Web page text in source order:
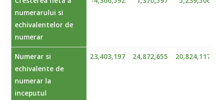
numerarului si
echivalentelor de
numerar
Numerar si
echivalente de
numerar la
inceputul
23,403,197 24,872,655 20,824,117